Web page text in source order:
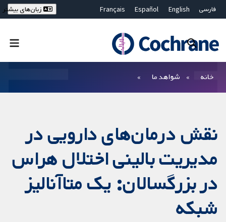
فارسی English
Español
Français
Bahasa Malaysia
ไทย
繁體中文
زبان‌های بیشتر
خانه شواهد ما
نقش درمان‌های دارویی در
مدیریت بالینی اختلال هراس
در بزرگسالان: یک متاآنالیز
شبکه